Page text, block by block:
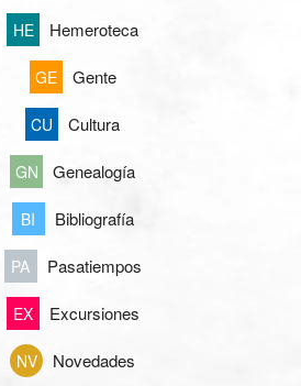
HE Hemeroteca
GE Gente
CU Cultura
GN Genealogía
BI Bibliografía
PA Pasatiempos
EX Excursiones
NV Novedades